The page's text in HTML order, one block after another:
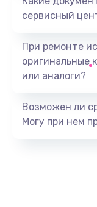
сервисный
При ремонте
оригинальные
или аналоги?
Возможен ли
Могу при нем